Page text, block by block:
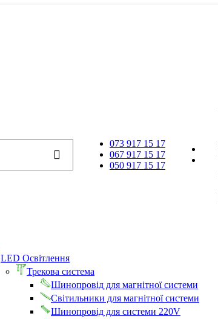
073 917 15 17
067 917 15 17
050 917 15 17
LED Освітлення
Трекова система
Шинопровід для магнітної системи
Світильники для магнітної системи
Шинопровід для системи 220V